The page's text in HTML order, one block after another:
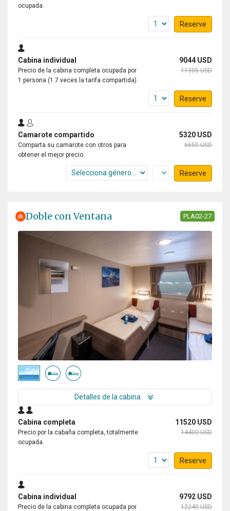
ocupada.
Reserve
Cabina individual 9044 USD
Precio de la cabina completa ocupada por
1 persona (1.7 veces la tarifa compartida).
11305 USD
Reserve
Camarote compartido 5320 USD
Comparta su camarote con otros para
obtener el mejor precio.
6650 USD
Reserve
Doble con Ventana PLA02-27
Detalles de la cabina
Cabina completa 11520 USD
Precio por la cabaña completa, totalmente
ocupada.
14400 USD
Reserve
Cabina individual 9792 USD
Precio de la cabina completa ocupada por 12240 USD